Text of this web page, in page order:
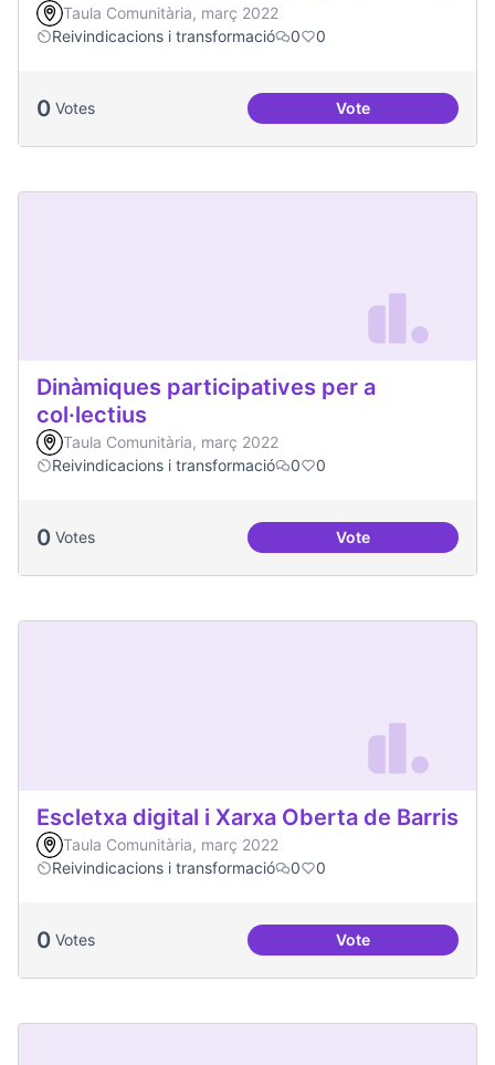
Taula Comunitària, març 2022
Reivindicacions i transformació
0 0
0 Votes VoteProcessos
Dinàmiques participatives per a
col·lectius
Taula Comunitària, març 2022
Reivindicacions i transformació
0 0
0 Votes VoteDinàmiques
Escletxa digital i Xarxa Oberta de Barris
Taula Comunitària, març 2022
Reivindicacions i transformació
0 0
0 Votes VoteEscletxa digital i